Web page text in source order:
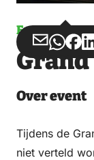
Event
Share
via
Share
via
Share
on on
Grand
Over event
Tijdens de
niet verteld